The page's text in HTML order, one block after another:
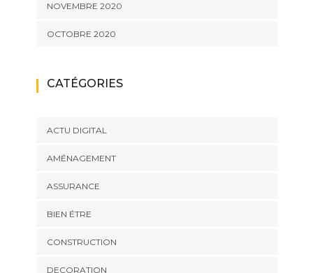
NOVEMBRE 2020
OCTOBRE 2020
CATÉGORIES
ACTU DIGITAL
AMÉNAGEMENT
ASSURANCE
BIEN ÉTRE
CONSTRUCTION
DECORATION